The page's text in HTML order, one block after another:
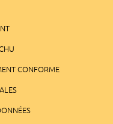
CONFORME